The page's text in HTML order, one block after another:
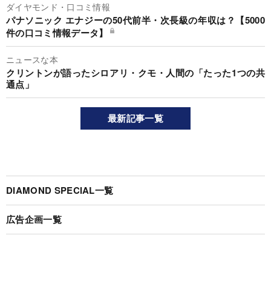
ダイヤモンド・口コミ情報
パナソニック エナジーの50代前半・次長級の年収は？【5000
件の口コミ情報データ】
ニュースな本
クリントンが語ったシロアリ・クモ・人間の「たった1つの共
通点」
最新記事一覧
DIAMOND SPECIAL一覧
広告企画一覧